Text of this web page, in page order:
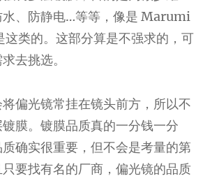
水、防静电…等等，像是 Marumi
这类的。这部分算是不强求的，可
去挑选。
偏光镜常挂在镜头前方，所以不
膜。镀膜品质真的一分钱一分
确实很重要，但不会是考量的第
要找有名的厂商，偏光镜的品质